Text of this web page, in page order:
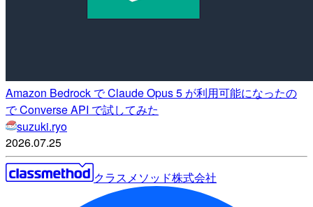
Amazon Bedrock で Claude Opus 5 が利用可能になったの
で Converse API で試してみた
suzuki.ryo
2026.07.25
クラスメソッド株式会社